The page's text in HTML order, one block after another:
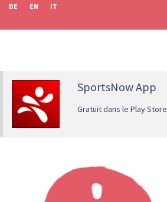
DE EN IT
SportsNow App
Gratuit dans le Play Store